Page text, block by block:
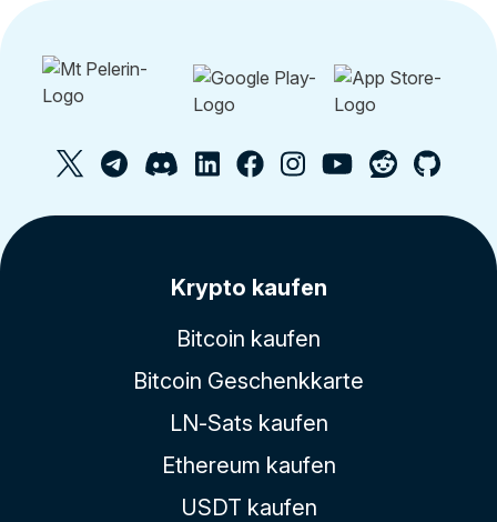
Krypto kaufen
Bitcoin kaufen
Bitcoin Geschenkkarte
LN-Sats kaufen
Ethereum kaufen
USDT kaufen